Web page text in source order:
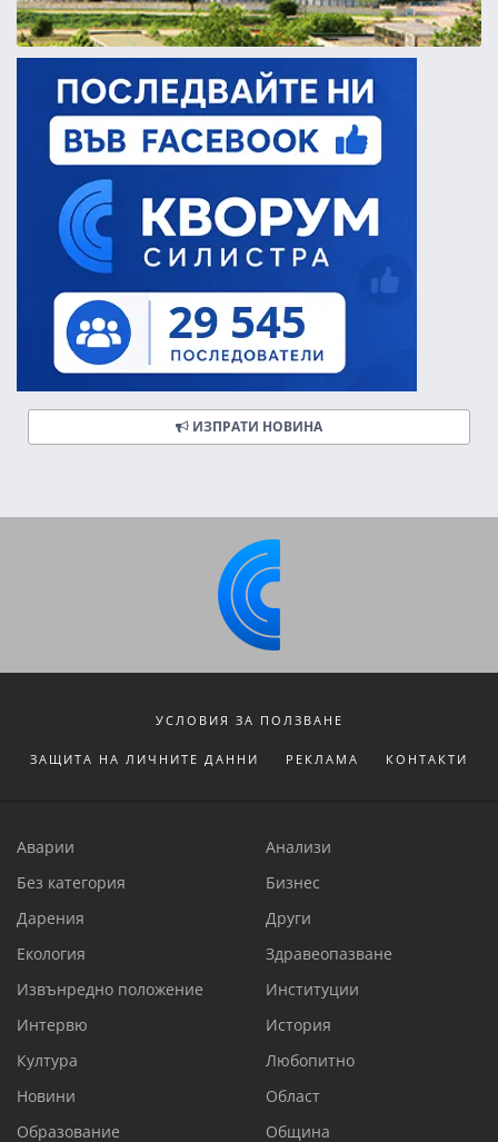
ИЗПРАТИ НОВИНА
УСЛОВИЯ ЗА ПОЛЗВАНЕ
ЗАЩИТА НА ЛИЧНИТЕ ДАННИ РЕКЛАМА КОНТАКТИ
Аварии
Анализи
Без категория
Бизнес
Дарения
Други
Екология
Здравеопазване
Извънредно положение
Институции
Интервю
История
Култура
Любопитно
Новини
Област
Образование
Община